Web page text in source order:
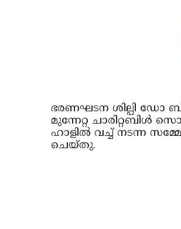
ഭരണഘടന ശില്പി ഡോ
മുന്നേറ്റ ചാരിറ്റബിള്‍
ഹാളില്‍ വച്ച് നടന്ന
ചെയ്തു.